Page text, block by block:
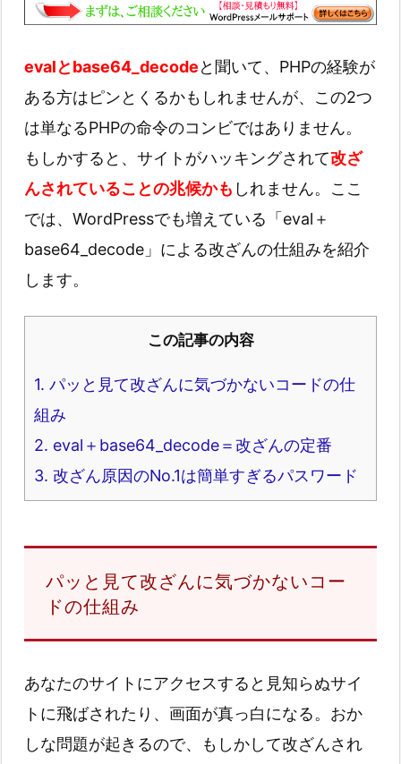
evalとbase64_decodeと聞いて、PHPの経験が
ある方はピンとくるかもしれませんが、この2つ
は単なるPHPの命令のコンビではありません。
もしかすると、サイトがハッキングされて改ざ
んされていることの兆候かも しれません。ここ
では、WordPressでも増えている「eval＋
base64_decode」による改ざんの仕組みを紹介
します。
この記事の内容
1. パッと見て改ざんに気づかないコードの仕
組み
2. eval＋base64_decode＝改ざんの定番
3. 改ざん原因のNo.1は簡単すぎるパスワード
パッと見て改ざんに気づかないコー
ドの仕組み
あなたのサイトにアクセスすると見知らぬサイ
トに飛ばされたり、画面が真っ白になる。おか
しな問題が起きるので、もしかして改ざんされ